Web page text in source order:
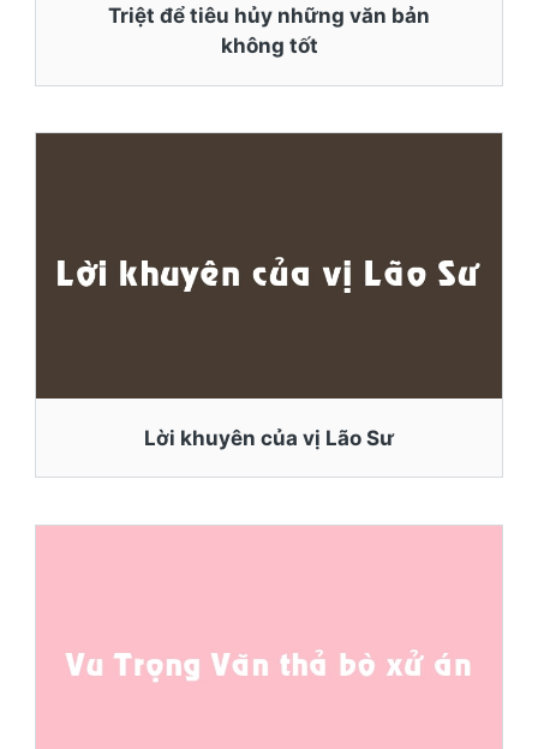
Triệt để tiêu hủy những văn bản
không tốt
Lời khuyên của vị Lão Sư